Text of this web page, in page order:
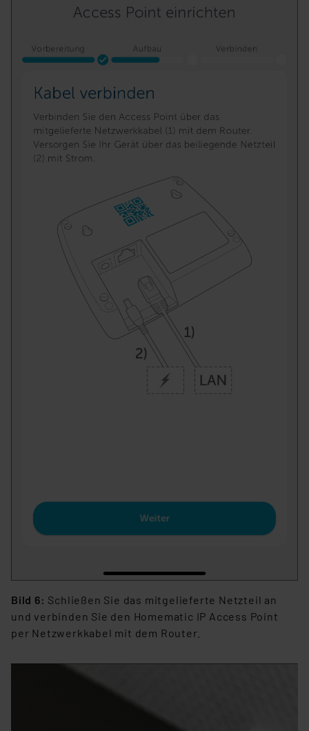
Bild 6: Schließen Sie das mitgelieferte Netzteil an
und verbinden Sie den Homematic IP Access Point
per Netzwerkkabel mit dem Router.